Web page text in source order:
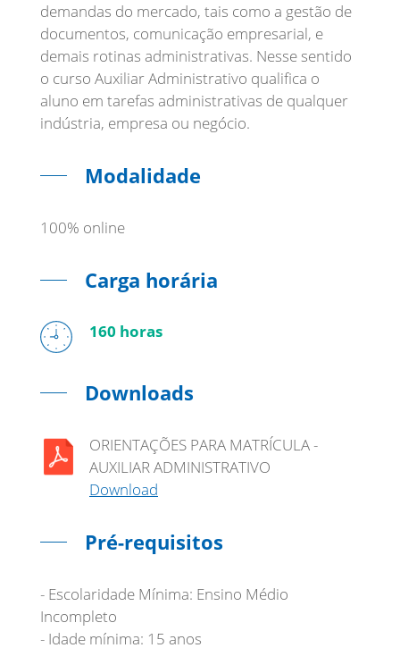
demandas do mercado, tais como a gestão de
documentos, comunicação empresarial, e
demais rotinas administrativas. Nesse sentido
o curso Auxiliar Administrativo qualifica o
aluno em tarefas administrativas de qualquer
Modalidade
100% online
Carga horária
160 horas
Downloads
ORIENTAÇÕES PARA MATRÍCULA -
AUXILIAR ADMINISTRATIVO
Download
Pré-requisitos
- Escolaridade Mínima: Ensino Médio
Incompleto
- Idade mínima: 15 anos